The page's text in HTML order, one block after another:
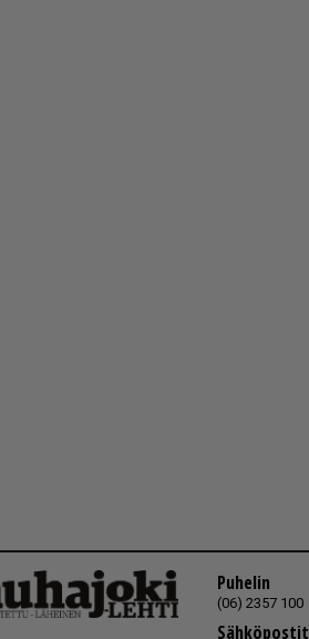
Puhelin
(06) 2357 100
Sähköpostit